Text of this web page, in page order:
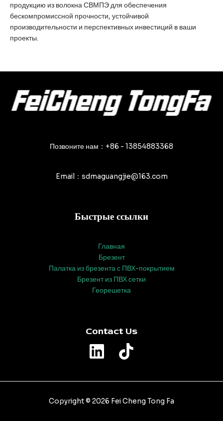
продукцию из волокна СВМПЭ для обеспечения
бескомпромиссной прочности, устойчивой
производительности и перспективных инвестиций в ваши
проекты.
Позвоните нам：+86 - 13854883368
Email：sdmaguangjie@163.com
Быстрые ссылки
Главная
Брезент
Палатка из брезента с ПВХ-покрытием
Брезент из ПВХ сетки
Георешетка
Contact Us
Copyright © 2026 Fei Cheng Tong Fa